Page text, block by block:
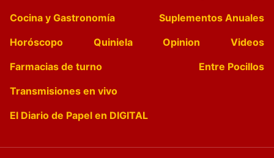
Cocina y Gastronomía
Suplementos Anuales
Horóscopo
Quiniela Opinion
Videos
Farmacias de turno
Entre Pocillos
Transmisiones en vivo
El Diario de Papel en DIGITAL